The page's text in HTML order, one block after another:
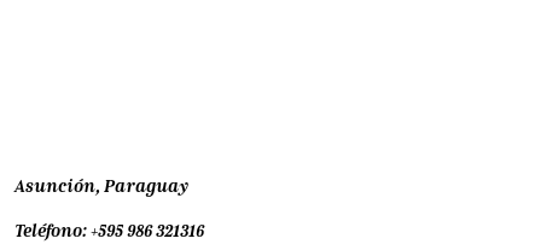
Asunción, Paraguay
Teléfono:+595 986 321316